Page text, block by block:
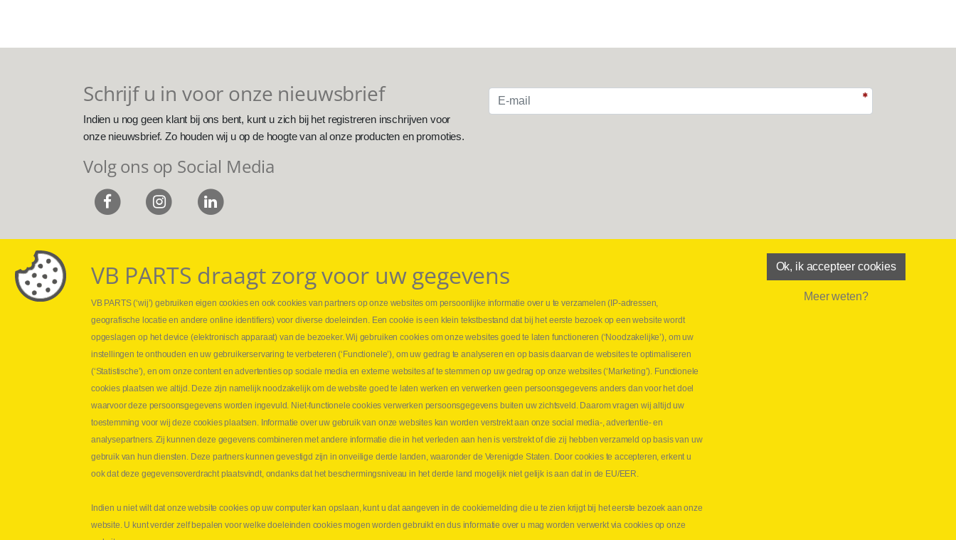
Schrijf u in voor onze nieuwsbrief
Indien u nog geen klant bij ons bent, kunt u zich bij het registreren inschrijven voor
onze nieuwsbrief. Zo houden wij u op de hoogte van al onze producten en promoties.
Volg ons op Social Media
Webshop
Nieuws
Jobs
Leveringen
Drukcontrole set
Persmaten
Hydraulische slangen
Contact VB Parts
Abraham Hansstraat 7
B-8800 Roeselare
E-mail info@vbparts.be
⏳ Laatste maand Webtec-promotie!
⏳ Laatste kans voor onze promo
snelkoppelingen!
1 juni 2026
Lees meer NL
VB PARTS draagt zorg voor uw gegevens
VB PARTS (‘wij’) gebruiken eigen cookies en ook cookies van partners op onze websites om persoonlijke informatie over u te verzamelen (IP-adressen,
geografische locatie en andere online identifiers) voor diverse doeleinden. Een cookie is een klein tekstbestand dat bij het eerste bezoek op een website wordt
opgeslagen op het device (elektronisch apparaat) van de bezoeker. Wij gebruiken cookies om onze websites goed te laten functioneren (‘Noodzakelijke’), om uw
instellingen te onthouden en uw gebruikerservaring te verbeteren (‘Functionele’), om uw gedrag te analyseren en op basis daarvan de websites te optimaliseren
(‘Statistische’), en om onze content en advertenties op sociale media en externe websites af te stemmen op uw gedrag op onze websites (‘Marketing’). Functionele
cookies plaatsen we altijd. Deze zijn namelijk noodzakelijk om de website goed te laten werken en verwerken geen persoonsgegevens anders dan voor het doel
waarvoor deze persoonsgegevens worden ingevuld. Niet-functionele cookies verwerken persoonsgegevens buiten uw zichtsveld. Daarom vragen wij altijd uw
toestemming voor wij deze cookies plaatsen. Informatie over uw gebruik van onze websites kan worden verstrekt aan onze social media-, advertentie- en
analysepartners. Zij kunnen deze gegevens combineren met andere informatie die in het verleden aan hen is verstrekt of die zij hebben verzameld op basis van uw
gebruik van hun diensten. Deze partners kunnen gevestigd zijn in onveilige derde landen, waaronder de Verenigde Staten. Door cookies te accepteren, erkent u
ook dat deze gegevensoverdracht plaatsvindt, ondanks dat het beschermingsniveau in het derde land mogelijk niet gelijk is aan dat in de EU/EER.
Indien u niet wilt dat onze website cookies op uw computer kan opslaan, kunt u dat aangeven in de cookiemelding die u te zien krijgt bij het eerste bezoek aan onze
website. U kunt verder zelf bepalen voor welke doeleinden cookies mogen worden gebruikt en dus informatie over u mag worden verwerkt via cookies op onze
Ok, ik accepteer cookies
Meer weten?